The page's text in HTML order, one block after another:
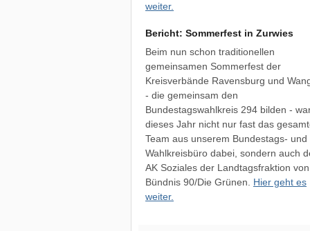
weiter.
Bericht: Sommerfest in Zurwies
Beim nun schon traditionellen
gemeinsamen Sommerfest der
Kreisverbände Ravensburg und
- die gemeinsam den
Bundestagswahlkreis 294 bilden -
dieses Jahr nicht nur fast das
Team aus unserem Bundestags- und
Wahlkreisbüro dabei, sondern auch
AK Soziales der Landtagsfraktion von
Bündnis 90/Die Grünen. Hier geht es
weiter.